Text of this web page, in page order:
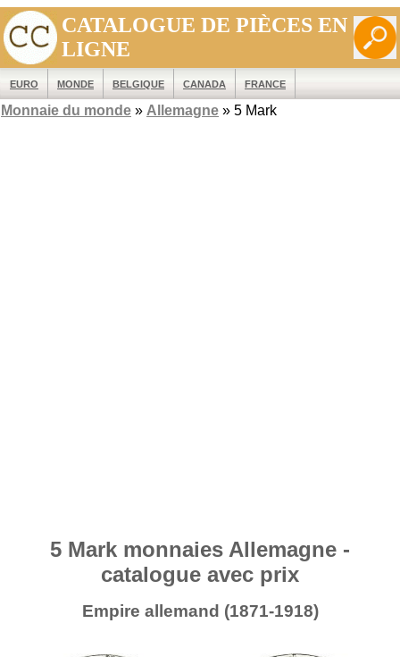
CATALOGUE DE PIÈCES EN
LIGNE
EURO MONDE BELGIQUE CANADA FRANCE
Monnaie du monde » Allemagne » 5 Mark
5 Mark monnaies Allemagne -
catalogue avec prix
Empire allemand (1871-1918)